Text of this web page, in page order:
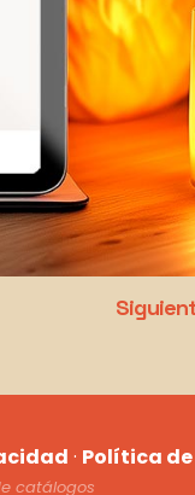
· Política
catálogos